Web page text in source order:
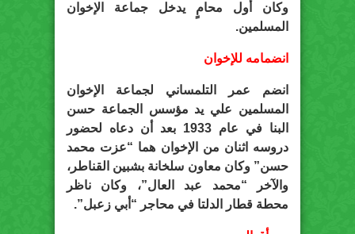
وكان أول محامٍ يدخل جماعة الإخوان
المسلمين.
انضمامه للإخوان
انضم عمر التلمساني لجماعة الإخوان
المسلمين علي يد مؤسس الجماعة حسن
البنا في عام 1933 بعد أن دعاه لحضور
دروسه اثنان من الإخوان هما “عزت محمد
حسن” وكان معاون سلخانة بشبين القناطر،
والآخر “محمد عبد العال”، وكان ناظر
محطة قطار الدلتا في محاجر “أبي زعبل”.